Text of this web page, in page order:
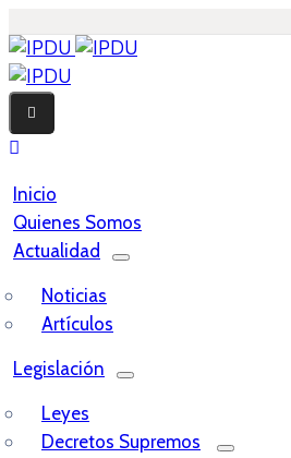
Inicio
Quienes Somos
Actualidad
Noticias
Artículos
Legislación
Leyes
Decretos Supremos